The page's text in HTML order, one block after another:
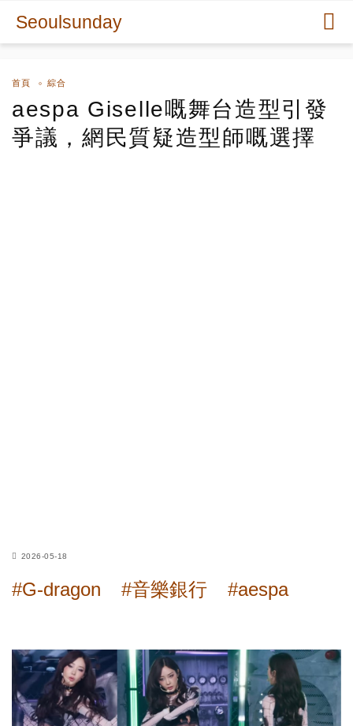
Seoulsunday
首頁 綜合
aespa Giselle嘅舞台造型引發
爭議，網民質疑造型師嘅選擇
2026-05-18
#G-dragon #音樂銀行 #aespa